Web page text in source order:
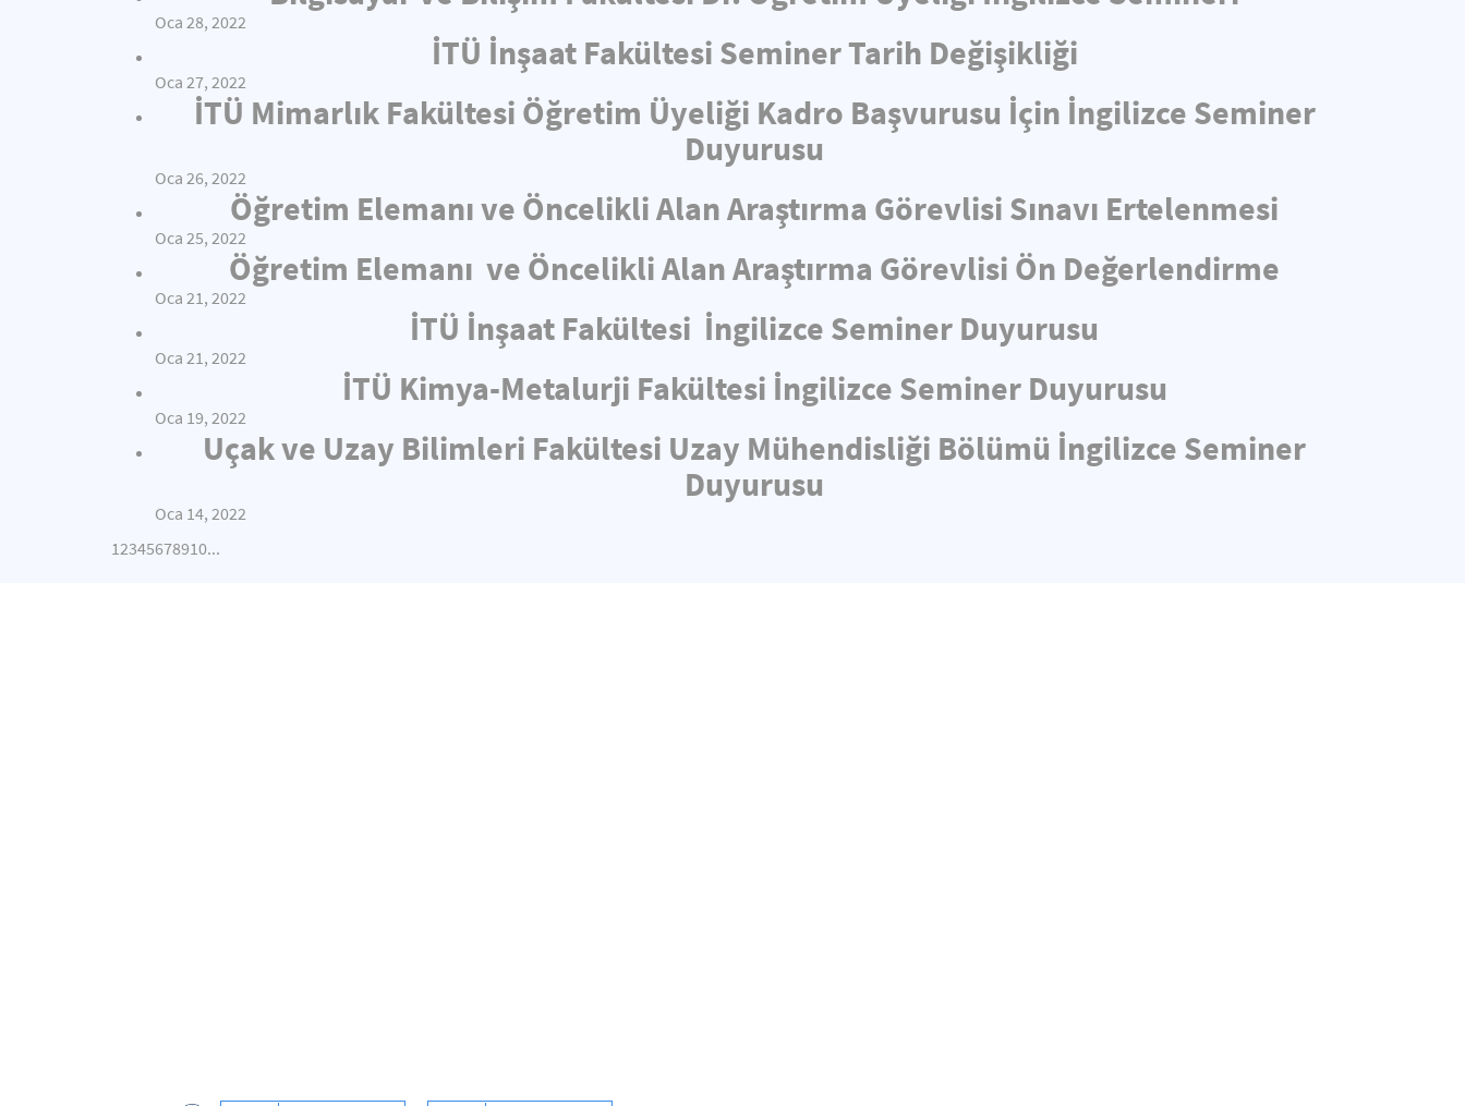
Oca 28, 2022
İTÜ İnşaat Fakültesi Seminer Tarih Değişikliği
Oca 27, 2022
İTÜ Mimarlık Fakültesi Öğretim Üyeliği Kadro Başvurusu İçin İngilizce Seminer
Duyurusu
Oca 26, 2022
Öğretim Elemanı ve Öncelikli Alan Araştırma Görevlisi Sınavı Ertelenmesi
Oca 25, 2022
Öğretim Elemanı ve Öncelikli Alan Araştırma Görevlisi Ön Değerlendirme
Oca 21, 2022
İTÜ İnşaat Fakültesi İngilizce Seminer Duyurusu
Oca 21, 2022
İTÜ Kimya-Metalurji Fakültesi İngilizce Seminer Duyurusu
Oca 19, 2022
Uçak ve Uzay Bilimleri Fakültesi Uzay Mühendisliği Bölümü İngilizce Seminer
Duyurusu
Oca 14, 2022
12345678910...